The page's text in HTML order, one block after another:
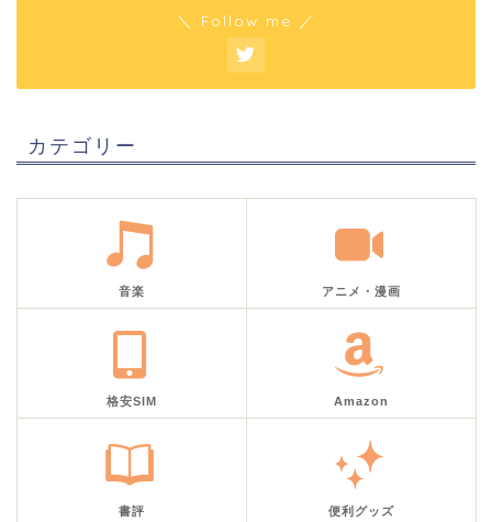
＼ Follow me ／
カテゴリー
音楽 アニメ・漫画
格安SIM Amazon
書評 便利グッズ